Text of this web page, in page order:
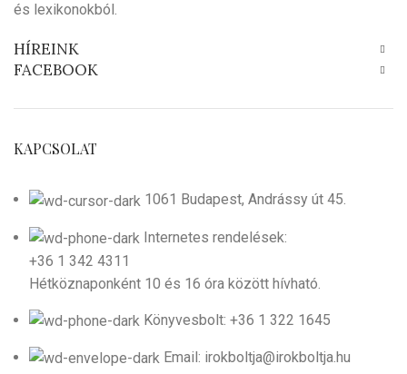
és lexikonokból.
HÍREINK
FACEBOOK
KAPCSOLAT
1061 Budapest, Andrássy út 45.
Internetes rendelések:
+36 1 342 4311
Hétköznaponként 10 és 16 óra között hívható.
Könyvesbolt: +36 1 322 1645
Email: irokboltja@irokboltja.hu